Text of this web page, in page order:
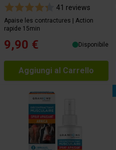
41 reviews
Apaise les contractures | Action
rapide 15min
9,90 € Disponibile
Aggiungi al Carrello